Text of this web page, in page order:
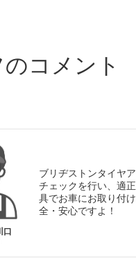
コメント
口
ブリヂストンタイヤ
チェックを行い、適
具でお車にお取り付
全・安心ですよ！